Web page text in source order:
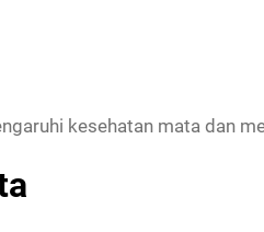
kesehatan mata dan